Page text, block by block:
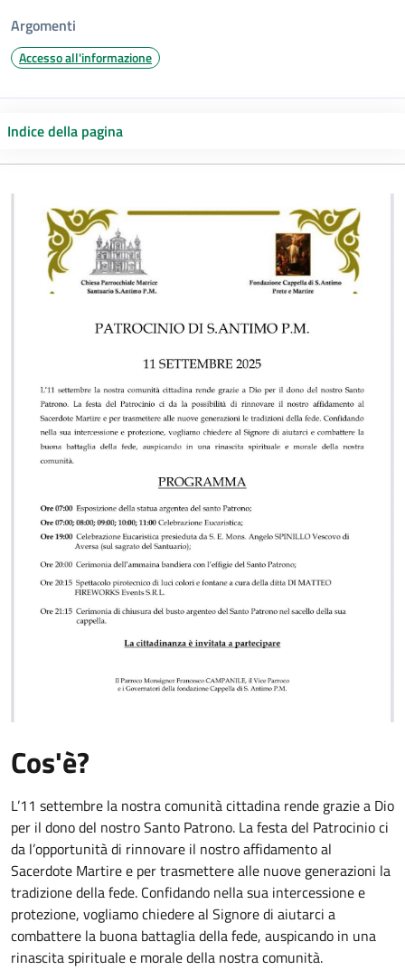
Argomenti
Accesso all'informazione
Indice della pagina
Cos'è?
L’11 settembre la nostra comunità cittadina rende grazie a Dio
per il dono del nostro Santo Patrono. La festa del Patrocinio ci
da l’opportunità di rinnovare il nostro affidamento al
Sacerdote Martire e per trasmettere alle nuove generazioni la
tradizione della fede. Confidando nella sua intercessione e
protezione, vogliamo chiedere al Signore di aiutarci a
combattere la buona battaglia della fede, auspicando in una
rinascita spirituale e morale della nostra comunità.